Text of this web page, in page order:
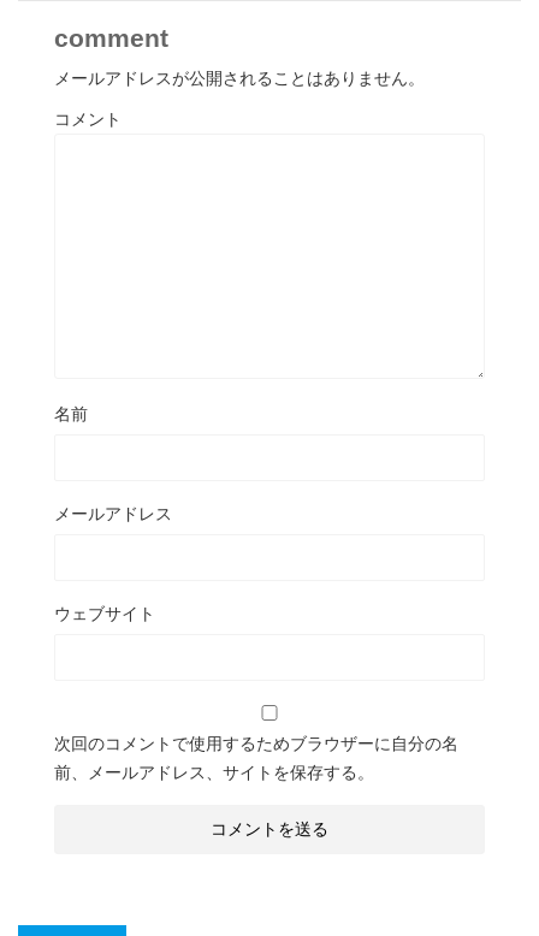
comment
メールアドレスが公開されることはありません。
コメント
名前
メールアドレス
ウェブサイト
次回のコメントで使用するためブラウザーに自分の名
前、メールアドレス、サイトを保存する。